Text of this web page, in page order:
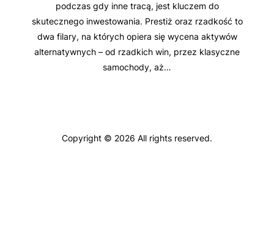
podczas gdy inne tracą, jest kluczem do
skutecznego inwestowania. Prestiż oraz rzadkość to
dwa filary, na których opiera się wycena aktywów
alternatywnych – od rzadkich win, przez klasyczne
samochody, aż…
Copyright © 2026 All rights reserved.